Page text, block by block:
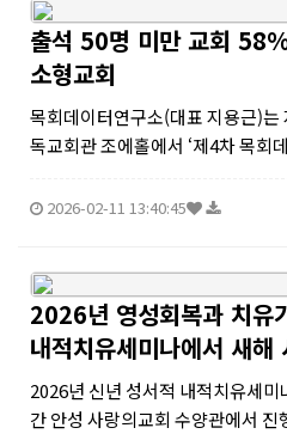
출석 50명 미만 교회
소형교회
목회데이터연구소(대표 지용근)는
독교회관 조에홀에서 ‘제4차 목회
교회’를 주제로, 소형교회가 단순
2026-02-11 13:40:45
2026년 영성회복과 치유
내적치유세미나에서 새해
2026년 신년 성서적 내적치유세
간 안성 사랑의교회 수양관에서